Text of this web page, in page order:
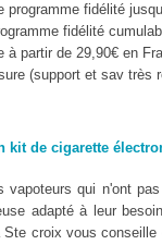
programme fidélité
fidélité
à partir de 29,90€ en
(support et sav très
kit de cigarette
vapoteurs qui n'ont
adapté à leur
croix vous conseille